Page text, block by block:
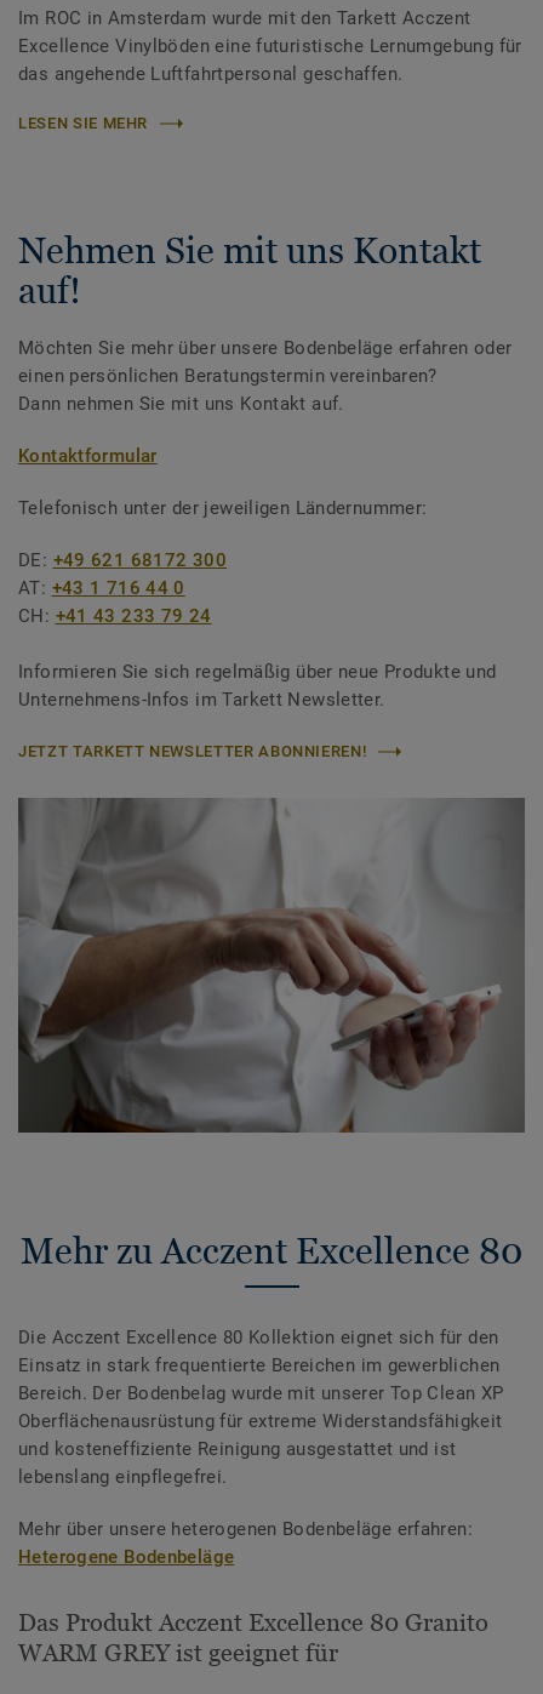
Im ROC in Amsterdam wurde mit den Tarkett Acczent
Excellence Vinylböden eine futuristische Lernumgebung für
das angehende Luftfahrtpersonal geschaffen.
LESEN SIE MEHR
Nehmen Sie mit uns Kontakt
auf!
Möchten Sie mehr über unsere Bodenbeläge erfahren oder
einen persönlichen Beratungstermin vereinbaren?
Dann nehmen Sie mit uns Kontakt auf.
Kontaktformular
Telefonisch unter der jeweiligen Ländernummer:
DE: +49 621 68172 300
AT: +43 1 716 44 0
CH: +41 43 233 79 24
Informieren Sie sich regelmäßig über neue Produkte und
Unternehmens-Infos im Tarkett Newsletter.
JETZT TARKETT NEWSLETTER ABONNIEREN!
Mehr zu Acczent Excellence 80
Die Acczent Excellence 80 Kollektion eignet sich für den
Einsatz in stark frequentierte Bereichen im gewerblichen
Bereich. Der Bodenbelag wurde mit unserer Top Clean XP
Oberflächenausrüstung für extreme Widerstandsfähigkeit
und kosteneffiziente Reinigung ausgestattet und ist
lebenslang einpflegefrei.
Mehr über unsere heterogenen Bodenbeläge erfahren:
Heterogene Bodenbeläge
Das Produkt Acczent Excellence 80 Granito
WARM GREY ist geeignet für